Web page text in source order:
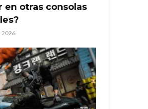
en otras consolas
2026